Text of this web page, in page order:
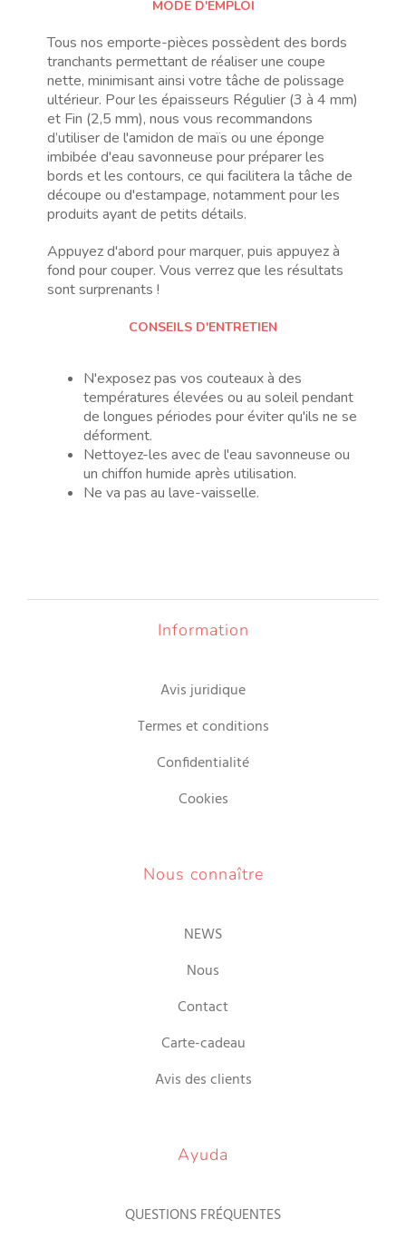
MODE D'EMPLOI
Tous nos emporte-pièces possèdent des bords
tranchants permettant de réaliser une coupe
nette, minimisant ainsi votre tâche de polissage
ultérieur. Pour les épaisseurs Régulier (3 à 4 mm)
et Fin (2,5 mm), nous vous recommandons
d’utiliser de l'amidon de maïs ou une éponge
imbibée d'eau savonneuse pour préparer les
bords et les contours, ce qui facilitera la tâche de
découpe ou d'estampage, notamment pour les
produits ayant de petits détails.
Appuyez d'abord pour marquer, puis appuyez à
fond pour couper. Vous verrez que les résultats
sont surprenants !
CONSEILS D'ENTRETIEN
N'exposez pas vos couteaux à des
températures élevées ou au soleil pendant
de longues périodes pour éviter qu'ils ne se
déforment.
Nettoyez-les avec de l'eau savonneuse ou
un chiffon humide après utilisation.
Ne va pas au lave-vaisselle.
Information
Avis juridique
Termes et conditions
Confidentialité
Cookies
Nous connaître
NEWS
Nous
Contact
Carte-cadeau
Avis des clients
Ayuda
QUESTIONS FRÉQUENTES